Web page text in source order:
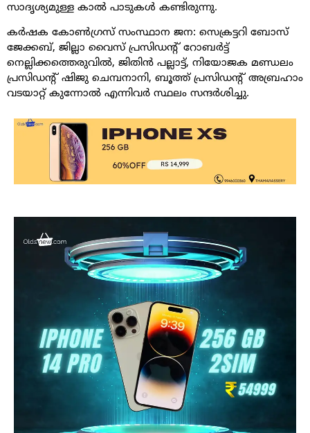
സാദൃശ്യമുള്ള കാൽ പാടുകൾ കണ്ടിരുന്നു.
കർഷക കോൺഗ്രസ് സംസ്ഥാന ജന: സെക്രട്ടറി ബോസ്
ജേക്കബ്, ജില്ലാ വൈസ് പ്രസിഡന്റ് റോബർട്ട്
നെല്ലിക്കത്തെരുവിൽ, ജിതിൻ പല്ലാട്ട്, നിയോജക മണ്ഡലം
പ്രസിഡന്റ് ഷിജു ചെമ്പനാനി, ബൂത്ത് പ്രസിഡന്റ് അബ്രഹാം
വടയാറ്റ് കുന്നോൽ എന്നിവർ സ്ഥലം സന്ദർശിച്ചു.